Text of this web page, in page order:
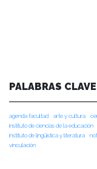
PALABRAS
agenda facultad arte y cultura
instituto de ciencias de la educación
instituto de lingüística y literatura
vinculación